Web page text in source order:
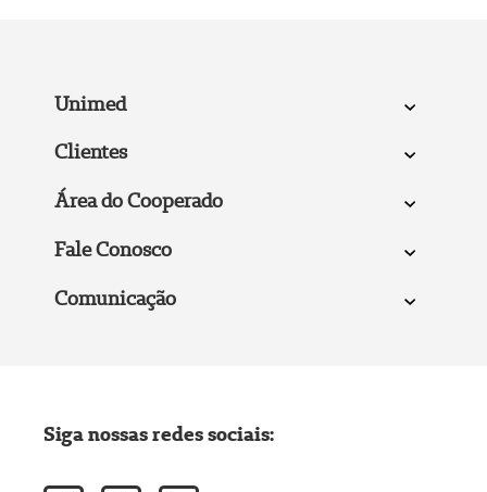
Unimed
Clientes
Área do Cooperado
Fale Conosco
Comunicação
Siga nossas redes sociais: